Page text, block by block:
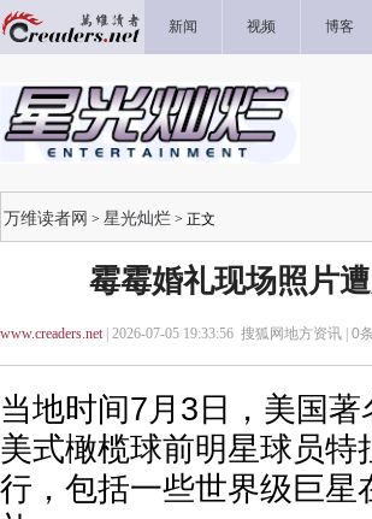
新闻 视频 博客
万维读者网 > 星光灿烂 > 正文
霉霉婚礼现场照片
www.creaders.net| 2026-07-05 19:33:56 搜狐网地方资讯 | 0
当地时间7月3日，美国著
美式橄榄球前明星球员特
行，包括一些世界级巨